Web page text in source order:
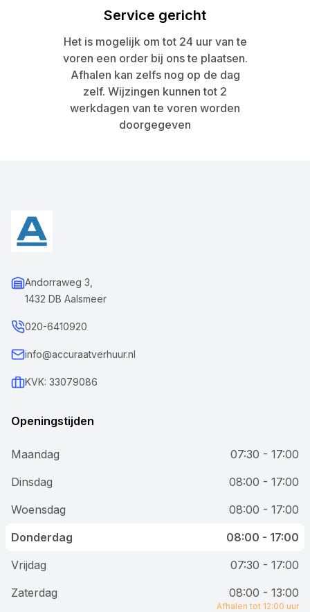
Service gericht
Het is mogelijk om tot 24 uur van te
voren een order bij ons te plaatsen.
Afhalen kan zelfs nog op de dag
zelf. Wijzingen kunnen tot 2
werkdagen van te voren worden
doorgegeven
Andorraweg 3,
1432 DB Aalsmeer
020-6410920
info@accuraatverhuur.nl
KVK: 33079086
Openingstijden
Maandag
07:30 - 17:00
Dinsdag
08:00 - 17:00
Woensdag
08:00 - 17:00
Donderdag
08:00 - 17:00
Vrijdag
07:30 - 17:00
Zaterdag
08:00 - 13:00
Afhalen tot 12:00 uur